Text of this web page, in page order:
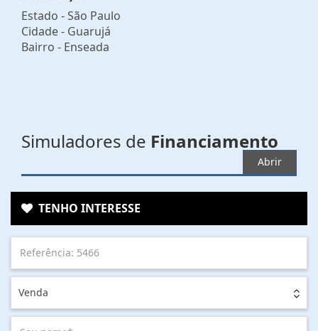
Estado -São Paulo
Cidade - Guarujá
Bairro - Enseada
Simuladores de Financiamento
Abrir
TENHO INTERESSE
Venda